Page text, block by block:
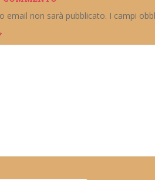
email non sarà pubblicato. I campi